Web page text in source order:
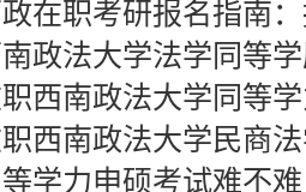
在职考研报名指南
政法大学法学同等
西南政法大学同等
西南政法大学民商
学力申硕考试难不难